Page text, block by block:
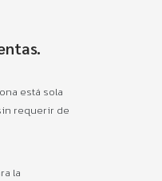
está sola
requerir de
la